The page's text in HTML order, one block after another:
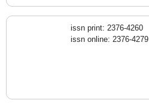
的水文水资源信息。
issn print: 2376-4260
issn online: 2376-4279